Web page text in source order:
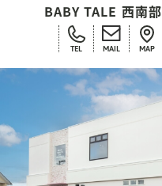
BABY TALE 西南部
TEL MAIL MAP